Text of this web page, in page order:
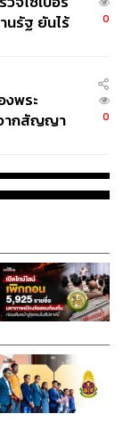
นรัฐ ยันไร้
0
พระ
ากสัญญา
0